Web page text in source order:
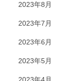
2023年8月
2023年7月
2023年6月
2023年5月